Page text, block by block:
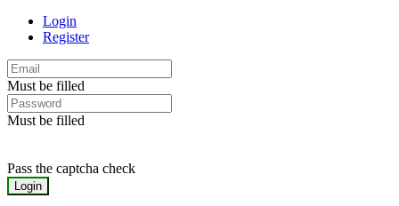
Login
Register
Must be filled
Must be filled
Pass the captcha check